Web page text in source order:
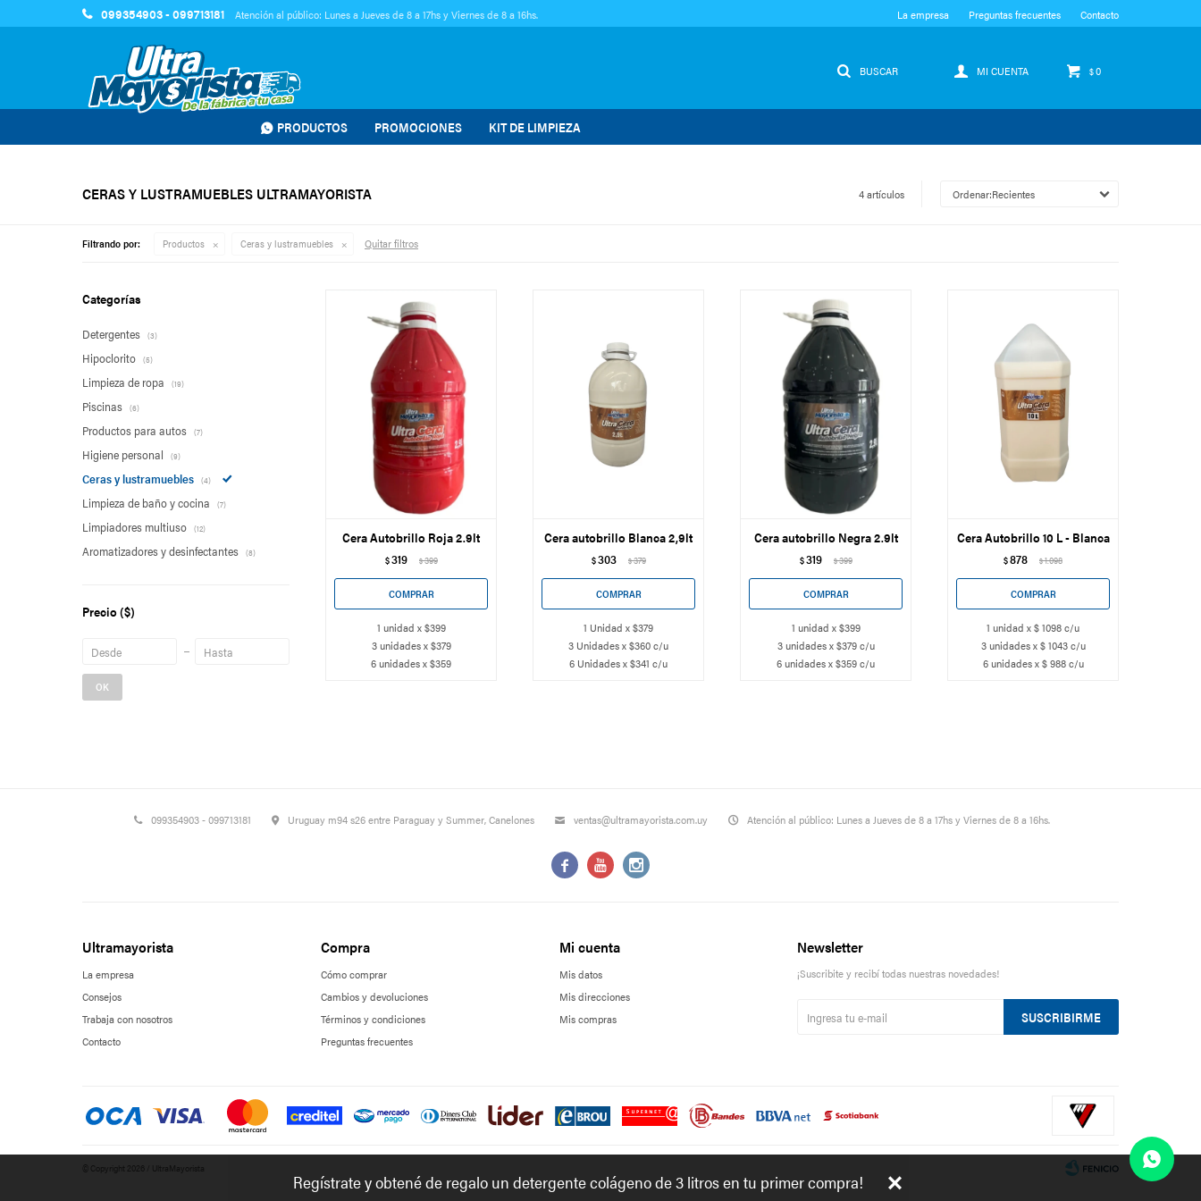
PRODUCTOS PROMOCIONES KIT DE LIMPIEZA
$0
099354903 - 099713181 Atención al público: Lunes a Jueves de 8 a 17hs y Viernes de 8 a 16hs. La empresa Preguntas frecuentes Contacto
CERAS Y LUSTRAMUEBLES ULTRAMAYORISTA 4 artículos Recientes
Filtrando por: Productos Ceras y lustramuebles Quitar filtros
Cera Autobrillo Roja 2.9lt
$319 $399
1 unidad x $399
3 unidades x $379
6 unidades x $359
Cera autobrillo Blanca 2,9lt
$303 $379
1 Unidad x $379
3 Unidades x $360 c/u
6 Unidades x $341 c/u
Cera autobrillo Negra 2.9lt
$319 $399
1 unidad x $399
3 unidades x $379 c/u
6 unidades x $359 c/u
Cera Autobrillo 10 L - Blanca
$878 $1.098
1 unidad x $ 1098 c/u
3 unidades x $ 1043 c/u
6 unidades x $ 988 c/u
Categorías
Detergentes (3)
Hipoclorito (5)
Limpieza de ropa (19)
Piscinas (6)
Productos para autos (7)
Higiene personal (9)
Ceras y lustramuebles (4)
Limpieza de baño y cocina (7)
Limpiadores multiuso (12)
Aromatizadores y desinfectantes (8)
Precio($)
OK
099354903 - 099713181 Uruguay m94 s26 entre Paraguay y Summer, Canelones ventas@ultramayorista.com.uy Atención al público: Lunes a Jueves de 8 a 17hs y Viernes de 8 a 16hs.
  
Ultramayorista
La empresa
Consejos
Trabaja con nosotros
Contacto
Compra
Cómo comprar
Cambios y devoluciones
Términos y condiciones
Preguntas frecuentes
Mi cuenta
Mis datos
Mis direcciones
Mis compras
Newsletter
¡Suscribite y recibí todas nuestras novedades!
SUSCRIBIRME
© Copyright 2026 / UltraMayorista
Regístrate y obtené de regalo un detergente colágeno de 3 litros en tu primer compra!